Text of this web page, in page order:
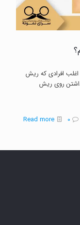
افرادی که ریش
داشتن روی ریش
0
Read more
-
از